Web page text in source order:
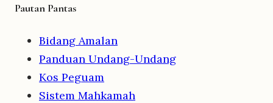
Pautan Pantas
Bidang Amalan
Panduan Undang-Undang
Kos Peguam
Sistem Mahkamah